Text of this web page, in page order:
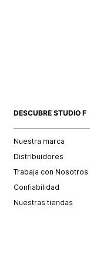
DESCUBRE STUDIO F
Nuestra marca
Distribuidores
Trabaja con Nosotros
Confiabilidad
Nuestras tiendas